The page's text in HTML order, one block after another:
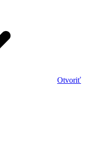
Otvoriť